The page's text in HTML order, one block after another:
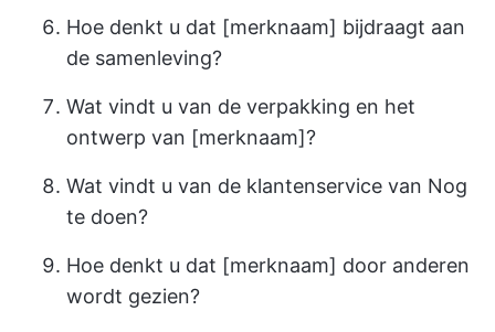
Hoe denkt u dat [merknaam] bijdraagt aan
de samenleving?
Wat vindt u van de verpakking en het
ontwerp van [merknaam]?
Wat vindt u van de klantenservice van Nog
te doen?
Hoe denkt u dat [merknaam] door anderen
wordt gezien?